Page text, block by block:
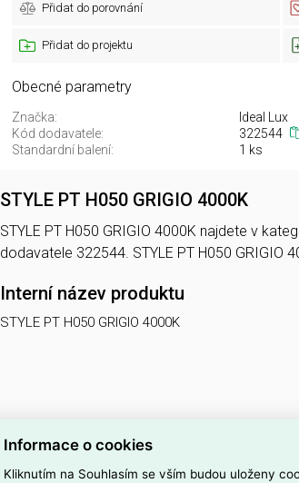
Přidat do porovnání
Přidat do projektu
Obecné parametry
Značka: Ideal Lux
Kód dodavatele:
322544
Standardní balení:
1 ks
STYLE PT H050 GRIGIO 4000K
STYLE PT H050 GRIGIO 4000K najdete v
dodavatele 322544. STYLE PT H050 GRIGIO
Interní název produktu
STYLE PT H050 GRIGIO 4000K
Informace o cookies
Kliknutím na Souhlasím se vším budou uloženy